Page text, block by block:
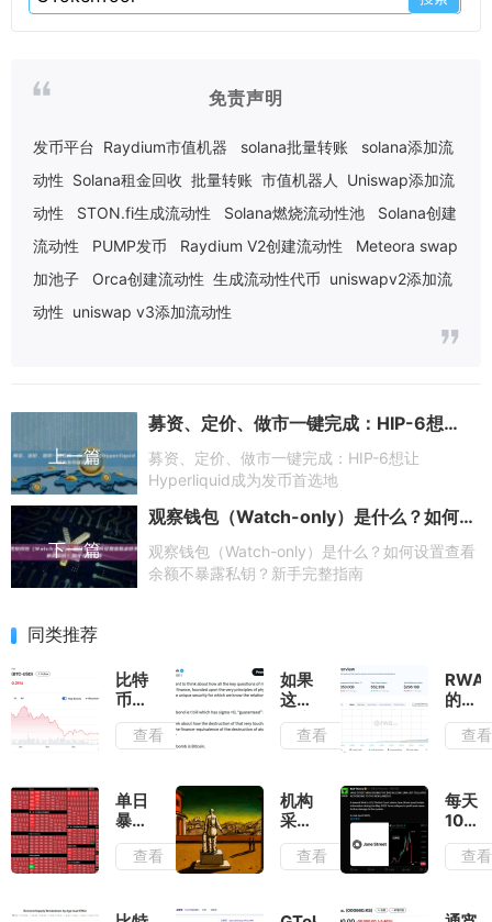
免责声明
发币平台 Raydium市值机器 solana批量转账
solana添加流
动性 Solana租金回收 批量转账 市值机器人
Uniswap添加流
动性
STON.fi生成流动性 Solana燃烧流动性池
Solana创建
流动性
PUMP发币 Raydium V2创建流动性
Meteora swap
加池子
Orca创建流动性 生成流动性代币 uniswapv2添加流
动性 uniswap v3添加流动性
上一篇
募资、定价、做市一键完成：HIP-6想让Hyperliquid成为发币首选地
募资、定价、做市一键完成：HIP-6想让
Hyperliquid成为发币首选地
下一篇
观察钱包（Watch-only）是什么？如何设置查看余额不暴露私钥？新手完整指南
观察钱包（Watch-only）是什么？如何设置查看
余额不暴露私钥？新手完整指南
同类推荐
比特
币持
续暴
跌，
迫抛
售
吗？
查看
如果
这就
是底
何认
为
查看
RWA
的下
一阶
段：
产的
回归
查看
单日
暴跌
近
20%，
查看
机构
采用
不是
来添
查看
每天
10点
准时
查看